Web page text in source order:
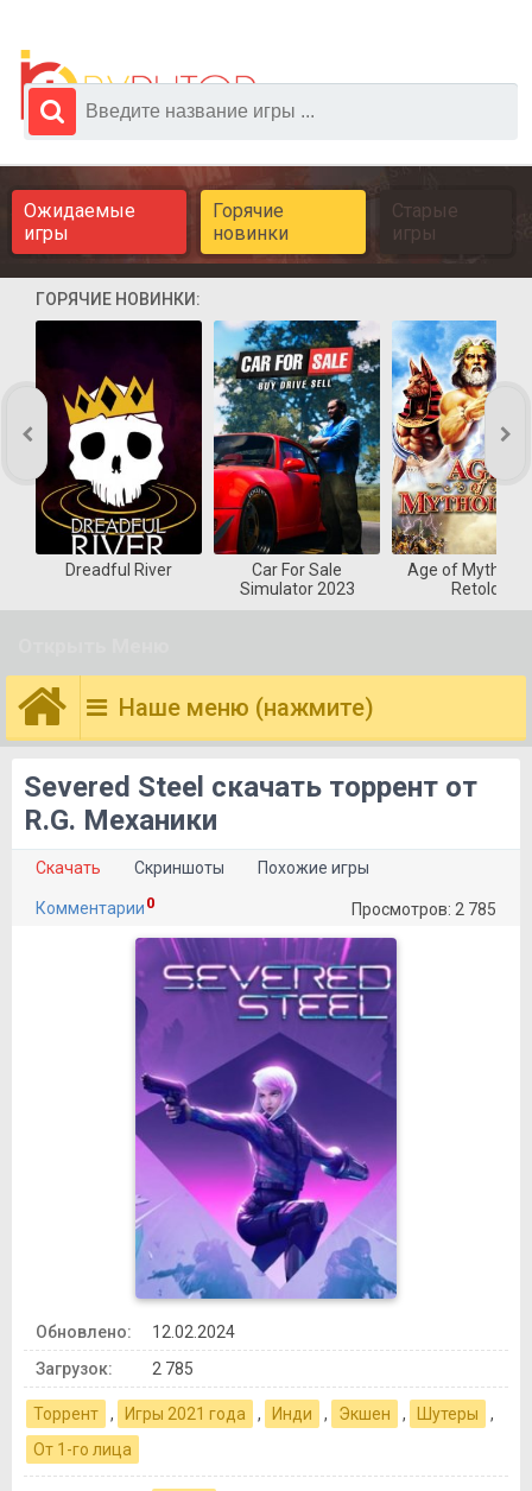
Ожидаемые
игры
Горячие
новинки
Старые
игры
ГОРЯЧИЕ НОВИНКИ:
Dreadful River
Car For Sale
Simulator 2023
Age of
Retold
Наше меню (нажмите)
Severed Steel скачать торрент от
R.G. Механики
Скачать Скриншоты Похожие игры
Комментарии 0 Просмотров: 2 785
Обновлено:
12.02.2024
Загрузок:
2 785
Торрент , Игры 2021 года , Инди , Экшен , Шутеры
,
От 1-го лица